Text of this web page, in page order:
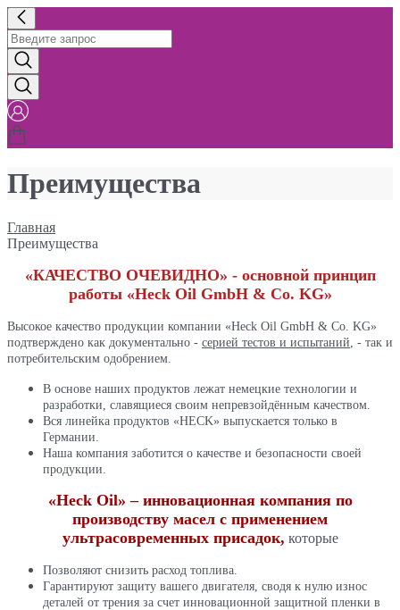
Преимущества
Главная
Преимущества
«КАЧЕСТВО ОЧЕВИДНО» - основной принцип
работы «Heck Oil GmbH & Co. KG»
Высокое качество продукции компании «Heck Oil GmbH & Co. KG»
подтверждено как документально - серией тестов и испытаний , - так и
потребительским одобрением.
В основе наших продуктов лежат немецкие технологии и
разработки, славящиеся своим непревзойдённым качеством.
Вся линейка продуктов «HECK» выпускается только в
Германии.
Наша компания заботится о качестве и безопасности своей
продукции.
«Heck Oil» – инновационная компания по
производству масел с применением
ультрасовременных присадок, которые
Позволяют снизить расход топлива.
Гарантируют защиту вашего двигателя, сводя к нулю износ
деталей от трения за счет инновационной защитной пленки в